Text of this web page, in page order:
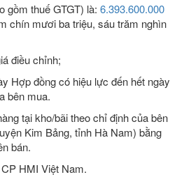
gồm thuế GTGT) là: 6.393.600.000
chín mươi ba triệu, sáu trăm nghìn
điều chỉnh;
Hợp đồng có hiệu lực đến hết ngày
bên mua.
tại kho/bãi theo chỉ định của bên
Kim Bảng, tỉnh Hà Nam) bằng
bán.
HMI Việt Nam.